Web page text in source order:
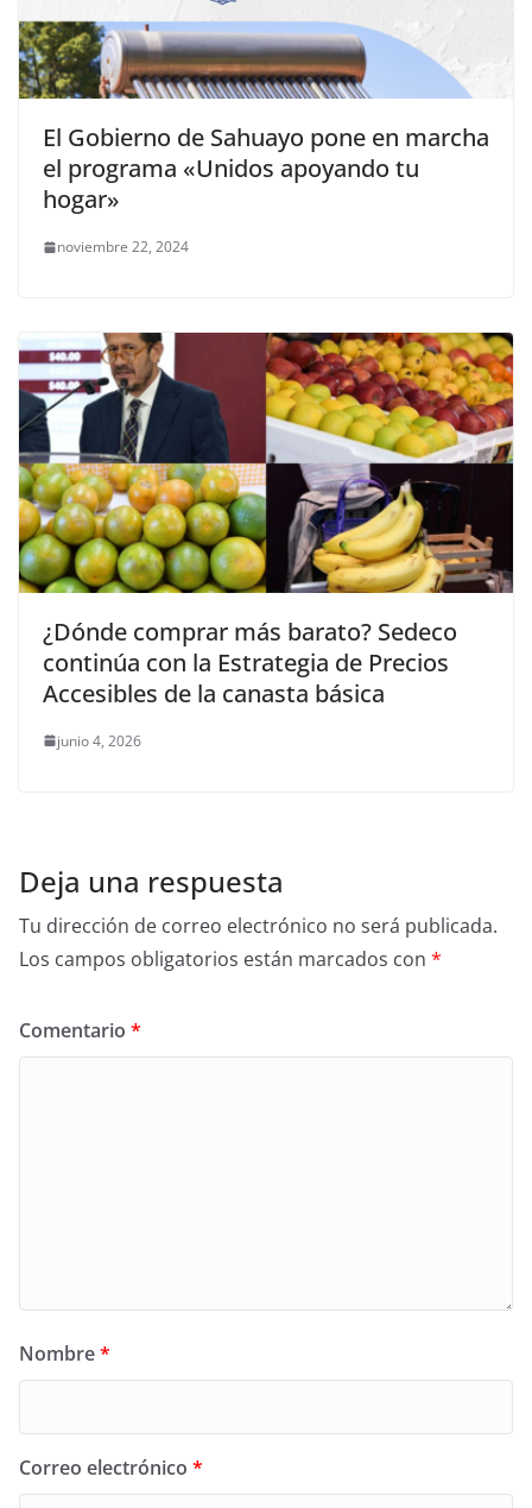
El Gobierno de Sahuayo pone en marcha
el programa «Unidos apoyando tu
hogar»
noviembre 22, 2024
¿Dónde comprar más barato? Sedeco
continúa con la Estrategia de Precios
Accesibles de la canasta básica
junio 4, 2026
Deja una respuesta
Tu dirección de correo electrónico no será publicada.
Los campos obligatorios están marcados con *
Comentario *
Nombre*
Correo electrónico *